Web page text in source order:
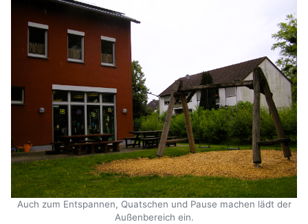
Auch zum Entspannen, Quatschen und Pause machen lädt der
Außenbereich ein.